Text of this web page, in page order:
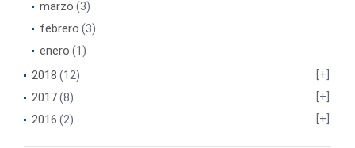
marzo (3)
febrero (3)
enero (1)
2018 (12)
2017(8)
2016 (2)